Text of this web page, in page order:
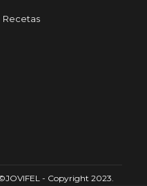
Recetas
- Copyright 2023.